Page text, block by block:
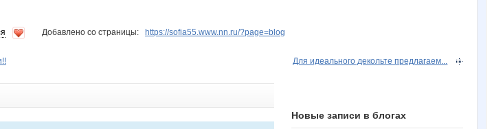
Добавлено со страницы: https://sofia55.www.nn.ru/?page=blog
Для идеального декольте предлагаем...
Новые записи в блогах